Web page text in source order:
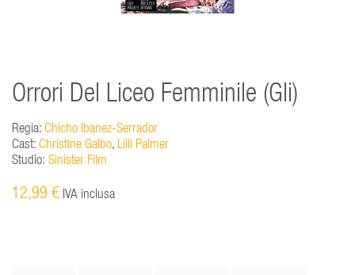
Orrori Del Liceo Femminile (Gli)
Regia: Chicho Ibanez-Serrador
Cast: Christine Galbo, Lilli Palmer
Studio: Sinister Film
12,99 € IVA inclusa